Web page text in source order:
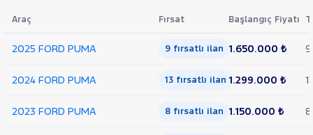
Araç Fırsat Başlangıç Fiyatı
2025 FORD PUMA 9 fırsatlı ilan 1.650.000 ₺ 9
2024 FORD PUMA 13 fırsatlı ilan 1.299.000 ₺
2023 FORD PUMA 8 fırsatlı ilan 1.150.000 ₺ 8